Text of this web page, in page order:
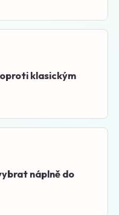
klasickým
náplně do